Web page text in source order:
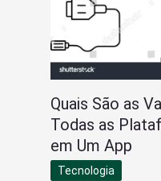
Quais São as
Todas as
em Um App
Tecnologia